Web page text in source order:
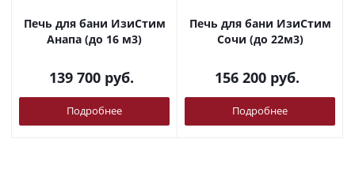
Печь для бани ИзиСтим
Анапа (до 16 м3)
139 700 руб.
Подробнее
Печь для бани ИзиСтим
Сочи (до 22м3)
156 200 руб.
Подробнее